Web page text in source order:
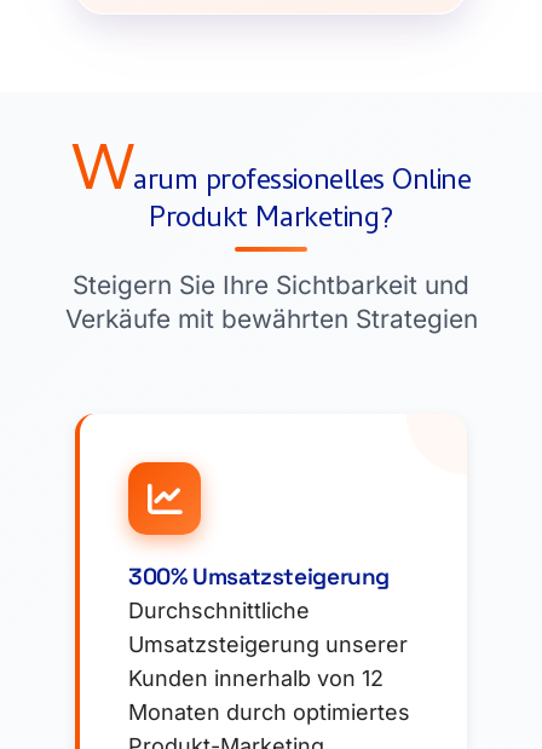
Warum professionelles Online
Produkt Marketing?
Steigern Sie Ihre Sichtbarkeit und
Verkäufe mit bewährten Strategien
300% Umsatzsteigerung
Durchschnittliche
Umsatzsteigerung unserer
Kunden innerhalb von 12
Monaten durch optimiertes